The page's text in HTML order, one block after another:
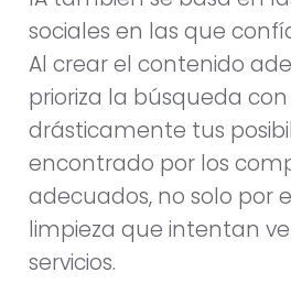
sociales en las que
Al crear el contenido
prioriza la búsqueda
drásticamente tus
encontrado por los
adecuados, no solo por
limpieza que intentan
servicios.